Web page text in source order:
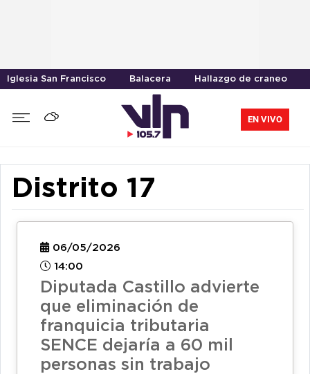
Iglesia San Francisco Balacera Hallazgo de craneo
EN VIVO
Distrito 17
06/05/2026
14:00
Diputada Castillo advierte
que eliminación de
franquicia tributaria
SENCE dejaría a 60 mil
personas sin trabajo